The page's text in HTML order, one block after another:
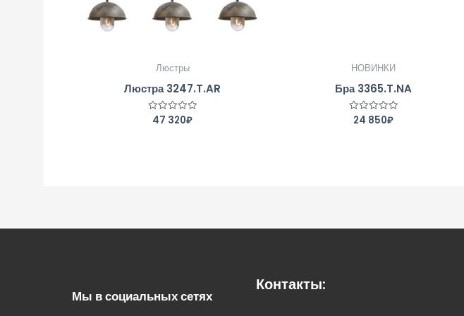
Люстры
Люстра 3247.T.AR
Оценка
47 320₽
НОВИНКИ
Бра 3365.T.NA
Оценка
24 850₽
Мы в социальных сетях
Контакты: